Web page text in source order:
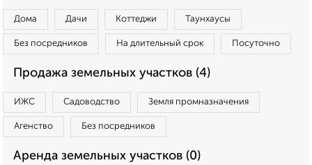
Дома Дачи Коттеджи Таунхаусы
Без посредников На длительный срок Посуточно
Продажа земельных участков (4)
ИЖС Садоводство Земля промназначения
Агенство Без посредников
Аренда земельных участков (0)